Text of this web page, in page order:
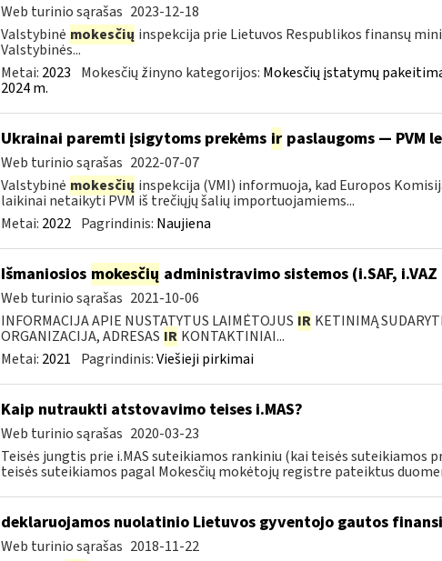
Web turinio sąrašas 2023-12-18
Valstybinė mokesčių inspekcija prie Lietuvos Respublikos finansų
Valstybinės...
Metai: 2023 Mokesčių žinyno kategorijos: Mokesčių įstatymų
2024 m.
Ukrainai paremti įsigytoms prekėms irpaslaugoms — PVM
Web turinio sąrašas 2022-07-07
Valstybinė mokesčių inspekcija (VMI) informuoja, kad Europos
laikinai netaikyti PVM iš trečiųjų šalių importuojamiems...
Metai: 2022 Pagrindinis: Naujiena
Išmaniosios mokesčių administravimo sistemos (i.SAF,
Web turinio sąrašas 2021-10-06
INFORMACIJA APIE NUSTATYTUS LAIMĖTOJUS IR KETINIMĄ
ORGANIZACIJA, ADRESAS IR KONTAKTINIAI...
Metai: 2021 Pagrindinis:Viešieji pirkimai
Kaip nutraukti atstovavimo teises i.MAS?
Web turinio sąrašas 2020-03-23
Teisės jungtis prie i.MAS suteikiamos rankiniu (kai teisės suteikiamos
teisės suteikiamos pagal Mokesčių mokėtojų registre pateiktus
deklaruojamos nuolatinio Lietuvos gyventojo gautos
Web turinio sąrašas 2018-11-22